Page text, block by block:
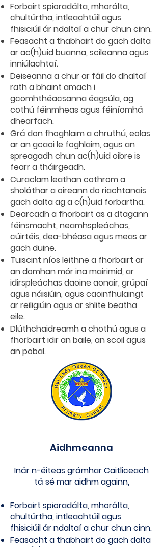
Forbairt spioradálta, mhorálta,
chultúrtha, intleachtúil agus
fhisiciúil ár ndaltaí a chur chun cinn.
Feasacht a thabhairt do gach dalta
ar ac(h)uid buanna, scileanna agus
inniúlachtaí.
Deiseanna a chur ar fáil do dhaltaí
rath a bhaint amach i
gcomhthéacsanna éagsúla, ag
cothú féinmheas agus féiníomhá
dhearfach.
Grá don fhoghlaim a chruthú, eolas
ar an gcaoi le foghlaim, agus an
spreagadh chun ac(h)uid oibre is
fearr a tháirgeadh.
Curaclam leathan cothrom a
sholáthar a oireann do riachtanais
gach dalta ag a c(h)uid forbartha.
Dearcadh a fhorbairt as a dtagann
féinsmacht, neamhspleáchas,
cúirtéis, dea-bhéasa agus meas ar
gach duine.
Tuiscint níos leithne a fhorbairt ar
an domhan mór ina mairimid, ar
idirspleáchas daoine aonair, grúpaí
agus náisiúin, agus caoinfhulaingt
ar reiligiúin agus ar shlite beatha
eile.
Dlúthchaidreamh a chothú agus a
fhorbairt idir an baile, an scoil agus
an pobal.
Aidhmeanna
Inár n-éiteas grámhar Caitliceach
tá sé mar aidhm againn,
Forbairt spioradálta, mhorálta,
chultúrtha, intleachtúil agus
fhisiciúil ár ndaltaí a chur chun cinn.
Feasacht a thabhairt do gach dalta